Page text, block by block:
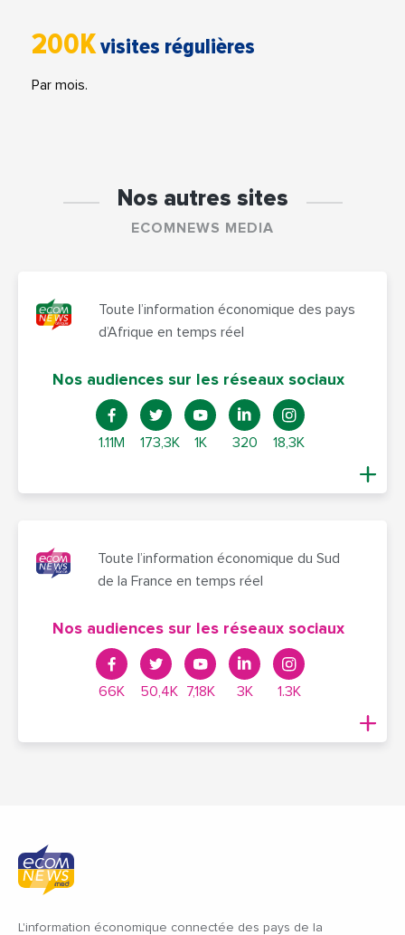
200Kvisites régulières
Par mois.
Nos autres sites
ECOMNEWS MEDIA
Toute l’information économique des pays
d’Afrique en temps réel
Nos audiences sur les réseaux sociaux
1.11M 173,3K 1K 320 18,3K
Toute l’information économique du Sud
de la France en temps réel
Nos audiences sur les réseaux sociaux
66K 50,4K 7,18K 3K 1.3K
L'information économique connectée des pays de la